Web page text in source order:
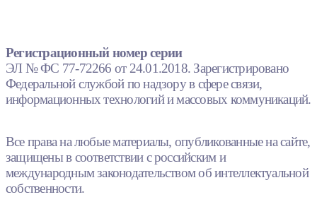
Регистрационный номер серии
ЭЛ № ФС 77-72266 от 24.01.2018. Зарегистрировано
Федеральной службой по надзору в сфере связи,
информационных технологий и массовых коммуникаций.
Все права на любые материалы, опубликованные на сайте,
защищены в соответствии с российским и
международным законодательством об интеллектуальной
собственности.